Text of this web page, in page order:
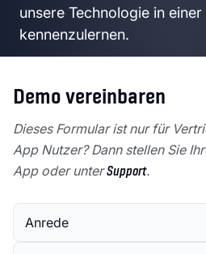
unsere Technologie in einer
kennenzulernen.
Demo vereinbaren
Dieses Formular ist nur für
App Nutzer? Dann stellen Sie
App oder unterSupport.
Anrede
Vorname